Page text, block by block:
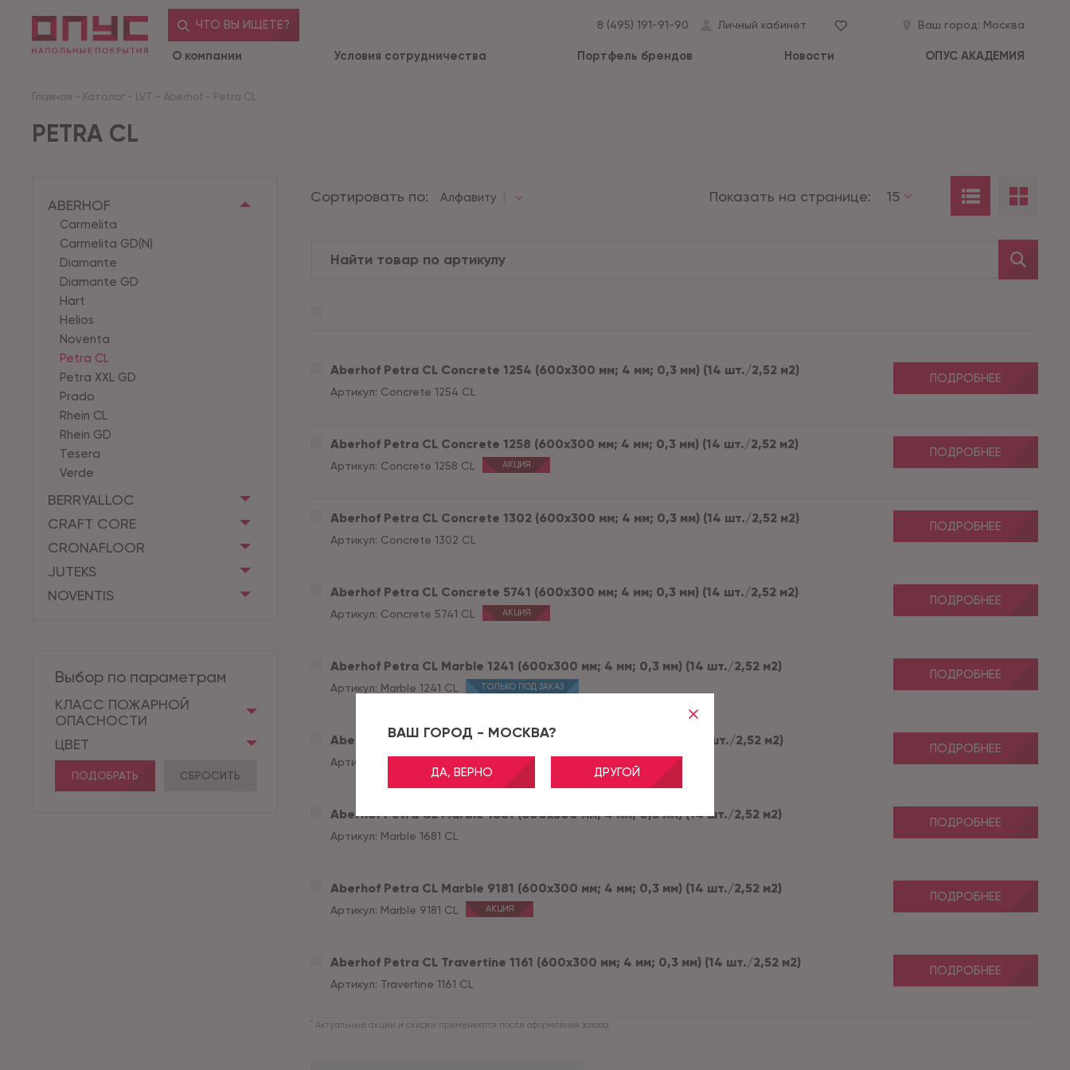
ВАШ ГОРОД - МОСКВА?
ДА, ВЕРНО ДРУГОЙ
ЧТО ВЫ ИЩЕТЕ? 8 (495) 191-91-90 Личный кабинет Ваш город: Москва
О компании Условия сотрудничества Портфель брендов Новости ОПУС АКАДЕМИЯ
Главная - Каталог - LVT - Aberhof - Petra CL
PETRA CL
ABERHOF
Carmelita
Carmelita GD(N)
Diamante
Diamante GD
Hart
Helios
Noventa
Petra CL
Petra XXL GD
Prado
Rhein CL
Rhein GD
Tesera
Verde
BERRYALLOC
CRAFT CORE
CRONAFLOOR
JUTEKS
NOVENTIS
Выбор по параметрам
КЛАСС ПОЖАРНОЙ
ОПАСНОСТИ
ЦВЕТ
ПОДОБРАТЬ СБРОСИТЬ
Сортировать по: Алфавиту Показать на странице: 15
Aberhof Petra CL Concrete 1254 (600x300 мм; 4 мм; 0,3 мм) (14 шт./2,52 м2)
Артикул: Concrete 1254 CL
ПОДРОБНЕЕ
Aberhof Petra CL Concrete 1258 (600x300 мм; 4 мм; 0,3 мм) (14 шт./2,52 м2)
Артикул: Concrete 1258 CL АКЦИЯ
ПОДРОБНЕЕ
Aberhof Petra CL Concrete 1302 (600x300 мм; 4 мм; 0,3 мм) (14 шт./2,52 м2)
Артикул: Concrete 1302 CL
ПОДРОБНЕЕ
Aberhof Petra CL Concrete 5741 (600x300 мм; 4 мм; 0,3 мм) (14 шт./2,52 м2)
Артикул: Concrete 5741 CL АКЦИЯ
ПОДРОБНЕЕ
Aberhof Petra CL Marble 1241 (600x300 мм; 4 мм; 0,3 мм) (14 шт./2,52 м2)
Артикул: Marble 1241 CL ТОЛЬКО ПОД ЗАКАЗ
ПОДРОБНЕЕ
Aberhof Petra CL Marble 1422 (600x300 мм; 4 мм; 0,3 мм) (14 шт./2,52 м2)
Артикул:
ПОДРОБНЕЕ
Aberhof Petra CL Marble 1681 (600x300 мм; 4 мм; 0,3 мм) (14 шт./2,52 м2)
Артикул: Marble 1681 CL
ПОДРОБНЕЕ
Aberhof Petra CL Marble 9181 (600x300 мм; 4 мм; 0,3 мм) (14 шт./2,52 м2)
Артикул: Marble 9181 CL АКЦИЯ
ПОДРОБНЕЕ
Aberhof Petra CL Travertine 1161 (600x300 мм; 4 мм; 0,3 мм) (14 шт./2,52 м2)
Артикул: Travertine 1161 CL
ПОДРОБНЕЕ
* Актуальные акции и скидки применяются после оформления заказа.